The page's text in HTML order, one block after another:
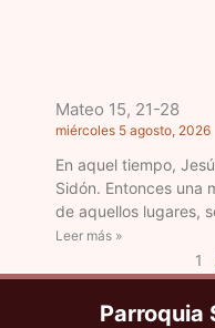
Mateo 15, 21-28
miércoles 5 agosto, 2026
En aquel tiempo,
Sidón. Entonces una
de aquellos lugares,
Leer más »
1
Parroquia